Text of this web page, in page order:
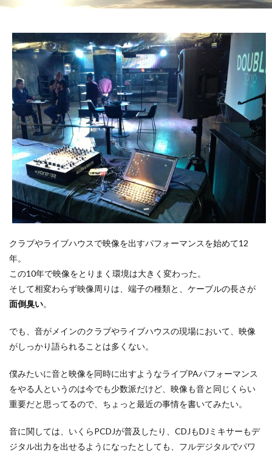
クラブやライブハウスで映像を出すパフォーマンスを始めて12
年。
この10年で映像をとりまく環境は大きく変わった。
そして相変わらず映像周りは、端子の種類と、ケーブルの長さが
面倒臭い。
でも、音がメインのクラブやライブハウスの現場において、映像
がしっかり語られることは多くない。
僕みたいに音と映像を同時に出すようなライブPAパフォーマンス
をやる人というのは今でも少数派だけど、映像も音と同じくらい
重要だと思ってるので、ちょっと最近の事情を書いてみたい。
音に関しては、いくらPCDJが普及したり、CDJもDJミキサーもデ
ジタル出力を出せるようになったとしても、フルデジタルでパワ